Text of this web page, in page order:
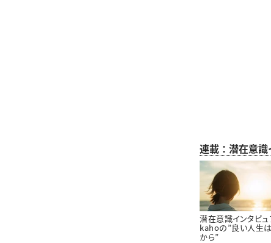
連載：潜在意
潜在意識インタビュ
kahoの”良い人生
から”